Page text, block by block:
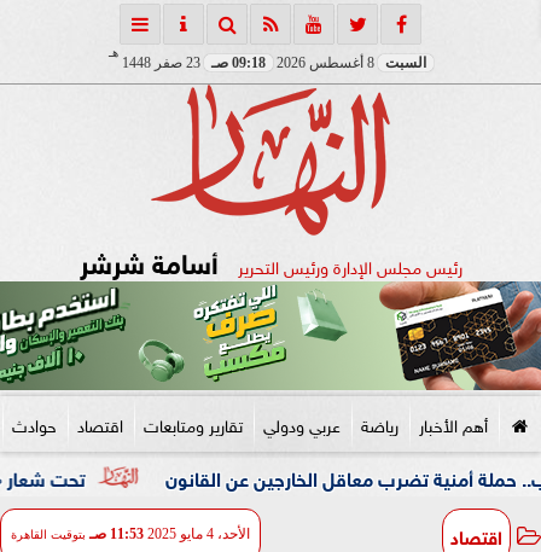
السبت 8 أغسطس 2026 09:18 صـ 23 صفر 1448
هـ
رئيس مجلس الإدارة ورئيس التحرير أسامة شرشر
أهم الأخبار رياضة عربي ودولي تقارير ومتابعات اقتصاد حوادث
تحت شعار «خدمة بيوت تضرب معاقل الخارجين عن القانون
اقتصاد الأحد، 4 مايو 2025 11:53 صـ بتوقيت القاهرة